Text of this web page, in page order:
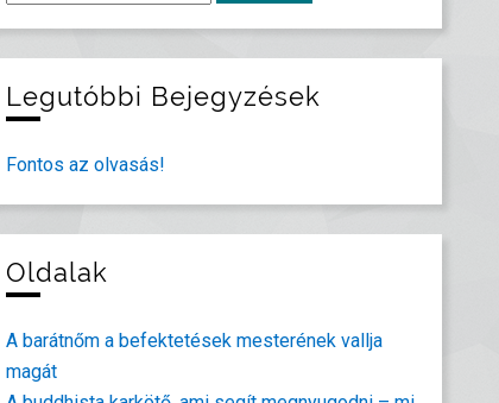
Legutóbbi Bejegyzések
Fontos az olvasás!
Oldalak
A barátnőm a befektetések mesterének vallja
magát